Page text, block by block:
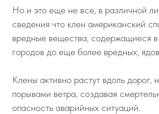
Но и это еще не все, в различной
сведения что клен американский
вредные вещества, содержащиеся в
городов до еще более вредных,
Клены активно растут вдоль дорог,
порывами ветра, создавая
опасность аварийных ситуаций.